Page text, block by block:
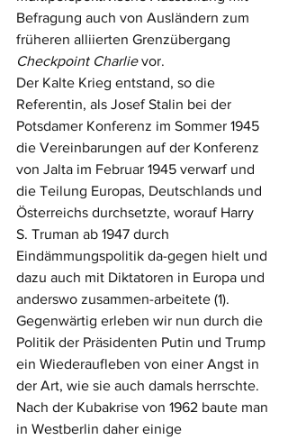
Befragung auch von Ausländern zum
früheren alliierten Grenzübergang
Checkpoint Charlie vor.
Der Kalte Krieg entstand, so die
Referentin, als Josef Stalin bei der
Potsdamer Konferenz im Sommer 1945
die Vereinbarungen auf der Konferenz
von Jalta im Februar 1945 verwarf und
die Teilung Europas, Deutschlands und
Österreichs durchsetzte, worauf Harry
S. Truman ab 1947 durch
Eindämmungspolitik da-gegen hielt und
dazu auch mit Diktatoren in Europa und
anderswo zusammen-arbeitete (1).
Gegenwärtig erleben wir nun durch die
Politik der Präsidenten Putin und Trump
ein Wiederaufleben von einer Angst in
der Art, wie sie auch damals herrschte.
Nach der Kubakrise von 1962 baute man
in Westberlin daher einige